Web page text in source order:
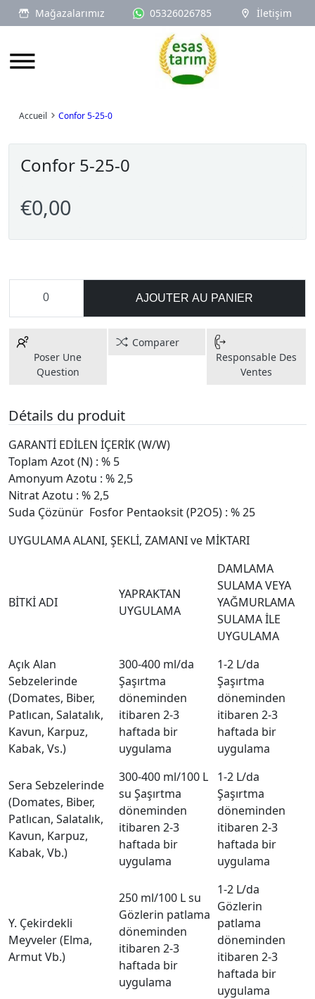
Mağazalarımız 05326026785 İletişim
Logo
Accueil Confor 5-25-0
Confor 5-25-0
€0,00
AJOUTER AU PANIER
Poser Une
Question
Comparer
Responsable Des
Ventes
Détails du produit
GARANTİ EDİLEN İÇERİK (W/W)
Toplam Azot (N) : % 5
Amonyum Azotu : % 2,5
Nitrat Azotu : % 2,5
Suda Çözünür Fosfor Pentaoksit (P2O5) : % 25
UYGULAMA ALANI, ŞEKLİ, ZAMANI ve MİKTARI
BİTKİ ADI
YAPRAKTAN
UYGULAMA
DAMLAMA
SULAMA VEYA
YAĞMURLAMA
SULAMA İLE
UYGULAMA
Açık Alan
Sebzelerinde
(Domates, Biber,
Patlıcan, Salatalık,
Kavun, Karpuz,
Kabak, Vs.)
300-400 ml/da
Şaşırtma
döneminden
itibaren 2-3
haftada bir
uygulama
1-2 L/da
Şaşırtma
döneminden
itibaren 2-3
haftada bir
uygulama
Sera Sebzelerinde
(Domates, Biber,
Patlıcan, Salatalık,
Kavun, Karpuz,
Kabak, Vb.)
300-400 ml/100 L
su Şaşırtma
döneminden
itibaren 2-3
haftada bir
uygulama
1-2 L/da
Şaşırtma
döneminden
itibaren 2-3
haftada bir
uygulama
Y. Çekirdekli
Meyveler (Elma,
Armut Vb.)
250 ml/100 L su
Gözlerin patlama
döneminden
itibaren 2-3
haftada bir
uygulama
1-2 L/da
Gözlerin
patlama
döneminden
itibaren 2-3
haftada bir
uygulama